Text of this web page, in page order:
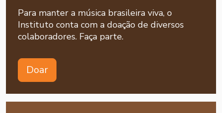
Para manter a música brasileira viva, o
Instituto conta com a doação de diversos
colaboradores. Faça parte.
Doar